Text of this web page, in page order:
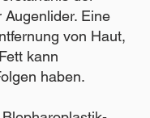
Eine
von Haut,
kann
haben.